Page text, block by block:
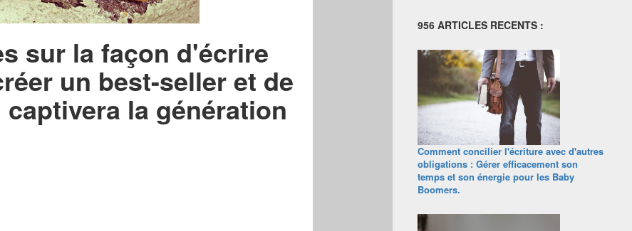
sur la façon d'écrire
un best-seller et de
la génération
956 ARTICLES RECENTS :
Comment concilier l'écriture avec d'autres
obligations : Gérer efficacement son
temps et son énergie pour les Baby
Boomers.